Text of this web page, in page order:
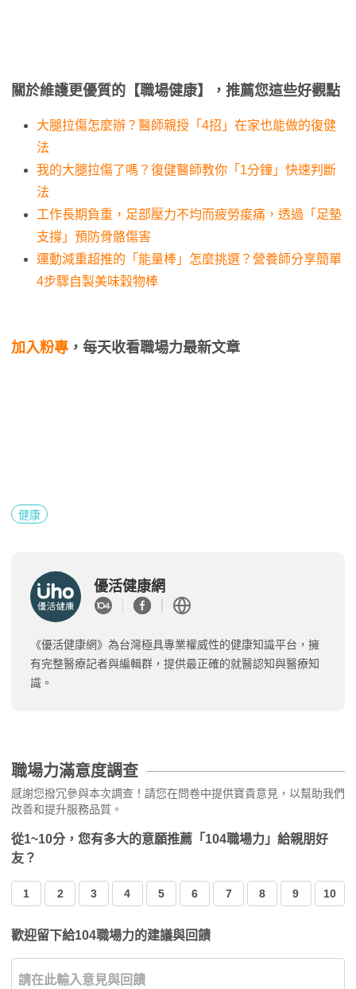
關於維護更優質的【職場健康】，推薦您這些好觀點
大腿拉傷怎麼辦？醫師親授「4招」在家也能做的復健
法
我的大腿拉傷了嗎？復健醫師教你「1分鐘」快速判斷
法
工作長期負重，足部壓力不均而疲勞痠痛，透過「足墊
支撐」預防骨骼傷害
運動減重超推的「能量棒」怎麼挑選？營養師分享簡單
4步驟自製美味穀物棒
加入粉專 ，每天收看職場力最新文章
健康
優活健康網
《優活健康網》為台灣極具專業權威性的健康知識平台，擁
有完整醫療記者與編輯群，提供最正確的就醫認知與醫療知
識。
職場力滿意度調查
感謝您撥冗參與本次調查！請您在問卷中提供寶貴意見，以幫助我們
改善和提升服務品質。
從1~10分，您有多大的意願推薦「104職場力」給親朋好
友？
1 2 3 4 5 6 7 8 9 10
歡迎留下給104職場力的建議與回饋